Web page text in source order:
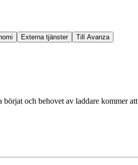
Externa tjänster
Till Avanza
och behovet av laddare kommer